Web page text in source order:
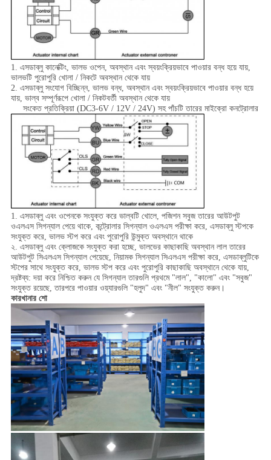
1. এসডাব্লু কানেক্টিং, ভালভ ওপেন, অবস্থান এবং স্বয়ংক্রিয়ভাবে পাওয়ার বন্ধ হয়ে যায়,
ভালভটি পুরোপুরি খোলা / নিকটে অবস্থান থেকে যায়
2. এসডাব্লু সংযোগ বিচ্ছিন্ন, ভালভ বন্ধ, অবস্থান এবং স্বয়ংক্রিয়ভাবে পাওয়ার বন্ধ হয়ে
যায়, ভাল্ব সম্পূর্ণরূপে খোলা / নিকটবর্তী অবস্থান থেকে যায়
সংকেত প্রতিক্রিয়া (DC3-6V / 12V / 24V) সহ পাঁচটি তারের মাইক্রো কনট্রোলার
1. এসডাব্লু এবং ওপেনকে সংযুক্ত করে ভাল্বটি খোলে, পজিশন সবুজ তারের আউটপুট
ওএলএস সিগন্যাল পেয়ে থাকে, কন্ট্রোলার সিগন্যাল ওএলএস পরীক্ষা করে, এসডাব্লু স্টপকে
সংযুক্ত করে, ভালভ স্টপ করে এবং পুরোপুরি উন্মুক্ত অবস্থানে থাকে
২. এসডাব্লু এবং ক্লোজকে সংযুক্ত করা হচ্ছে, ভালভের কাছাকাছি অবস্থান লাল তারের
আউটপুট সিএলএস সিগন্যাল পেয়েছে, নিয়ামক সিগন্যাল সিএলএস পরীক্ষা করে, এসডাব্লুটিকে
স্টপের সাথে সংযুক্ত করে, ভালভ স্টপ করে এবং পুরোপুরি কাছাকাছি অবস্থানে থেকে যায়,
দ্রষ্টব্য: দয়া করে নিশ্চিত করুন যে সিগন্যাল তারগুলি প্রথমে "লাল", "কালো" এবং "সবুজ"
সংযুক্ত রয়েছে, তারপরে পাওয়ার ওয়্যারগুলি "হলুদ" এবং "নীল" সংযুক্ত করুন।
কারখানার শো